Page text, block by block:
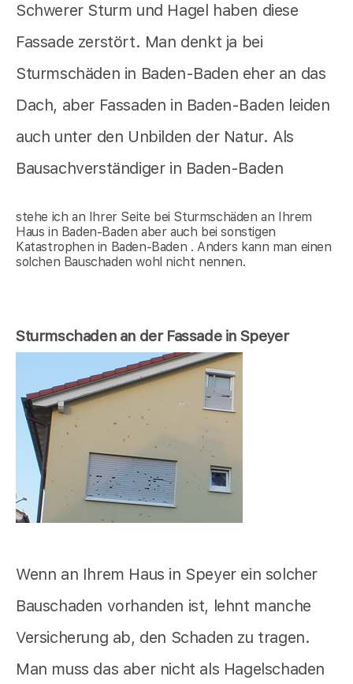
Schwerer Sturm und Hagel haben diese
Fassade zerstört. Man denkt ja bei
Sturmschäden in Baden-Baden eher an das
Dach, aber Fassaden in Baden-Baden leiden
auch unter den Unbilden der Natur. Als
Bausachverständiger in Baden-Baden
stehe ich an Ihrer Seite bei Sturmschäden an Ihrem
Haus in Baden-Baden aber auch bei sonstigen
Katastrophen in Baden-Baden . Anders kann man einen
solchen Bauschaden wohl nicht nennen.
Sturmschaden an der Fassade in Speyer
Wenn an Ihrem Haus in Speyer ein solcher
Bauschaden vorhanden ist, lehnt manche
Versicherung ab, den Schaden zu tragen.
Man muss das aber nicht als Hagelschaden